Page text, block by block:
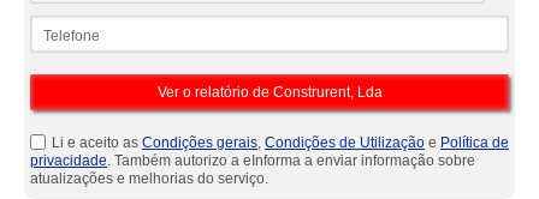
Li e aceito as Condições gerais, Condições de Utilização e Política de
privacidade. Também autorizo a eInforma a enviar informação sobre
atualizações e melhorias do serviço.